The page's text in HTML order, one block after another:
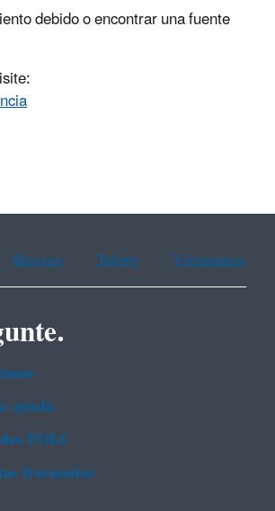
debido o encontrar una fuente
Russian Tulong Vietnamese
ayuda
FOIA
frecuentes